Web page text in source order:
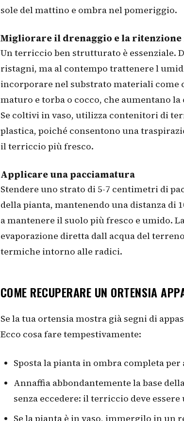
sole del mattino e ombra nel pomeriggio.
Migliorare il drenaggio e la
Un terriccio ben strutturato è essenziale.
ristagni, ma al contempo trattenere l
incorporare nel substrato materiali come
maturo e torba o cocco, che aumentano
Se coltivi in vaso, utilizza contenitori di
plastica, poiché consentono una
il terriccio più fresco.
Applicare una pacciamatura
Stendere uno strato di 5-7 centimetri di
della pianta, mantenendo una distanza di
a mantenere il suolo più fresco e umido.
evaporazione diretta dall acqua del
termiche intorno alle radici.
COME RECUPERARE UN ORTENSIA
Se la tua ortensia mostra già segni di
Ecco cosa fare tempestivamente:
Sposta la pianta in ombra completa per
Annaffia abbondantemente la base
senza eccedere: il terriccio deve
Se la pianta è in vaso, immergilo in un